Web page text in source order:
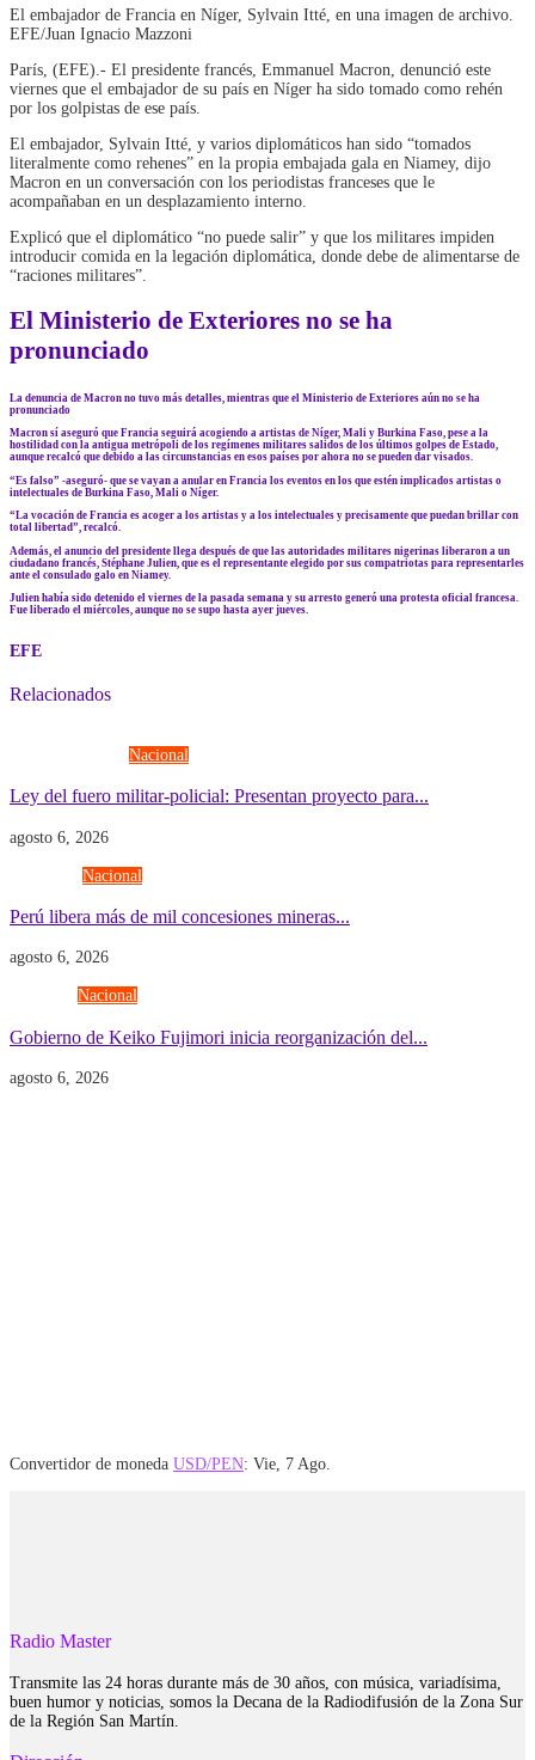
El embajador de Francia en Níger, Sylvain Itté, en una imagen de archivo.
EFE/Juan Ignacio Mazzoni
París, (EFE).- El presidente francés, Emmanuel Macron, denunció este
viernes que el embajador de su país en Níger ha sido tomado como rehén
por los golpistas de ese país.
El embajador, Sylvain Itté, y varios diplomáticos han sido “tomados
literalmente como rehenes” en la propia embajada gala en Niamey, dijo
Macron en un conversación con los periodistas franceses que le
acompañaban en un desplazamiento interno.
Explicó que el diplomático “no puede salir” y que los militares impiden
introducir comida en la legación diplomática, donde debe de alimentarse de
“raciones militares”.
El Ministerio de Exteriores no se ha
pronunciado
La denuncia de Macron no tuvo más detalles, mientras que el Ministerio de Exteriores aún no se ha
pronunciado
Macron sí aseguró que Francia seguirá acogiendo a artistas de Níger, Mali y Burkina Faso, pese a la
hostilidad con la antigua metrópoli de los regímenes militares salidos de los últimos golpes de Estado,
aunque recalcó que debido a las circunstancias en esos países por ahora no se pueden dar visados.
“Es falso” -aseguró- que se vayan a anular en Francia los eventos en los que estén implicados artistas o
intelectuales de Burkina Faso, Mali o Níger.
“La vocación de Francia es acoger a los artistas y a los intelectuales y precisamente que puedan brillar con
total libertad”, recalcó.
Además, el anuncio del presidente llega después de que las autoridades militares nigerinas liberaron a un
ciudadano francés, Stéphane Julien, que es el representante elegido por sus compatriotas para representarles
ante el consulado galo en Niamey.
Julien había sido detenido el viernes de la pasada semana y su arresto generó una protesta oficial francesa.
Fue liberado el miércoles, aunque no se supo hasta ayer jueves.
EFE
Relacionados
Nacional
Ley del fuero militar-policial: Presentan proyecto para...
agosto 6, 2026
Nacional
Perú libera más de mil concesiones mineras...
agosto 6, 2026
Nacional
Gobierno de Keiko Fujimori inicia reorganización del...
agosto 6, 2026
Convertidor de moneda USD/PEN: Vie, 7 Ago.
Radio Master
Transmite las 24 horas durante más de 30 años, con música, variadísima,
buen humor y noticias, somos la Decana de la Radiodifusión de la Zona Sur
de la Región San Martín.